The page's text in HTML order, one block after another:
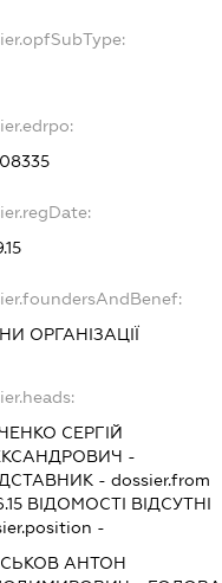
ОРГАНІЗАЦІЇ
СЕРГІЙ
-
- dossier.from
ВІДОМОСТІ ВІДСУТНІ
-
АНТОН